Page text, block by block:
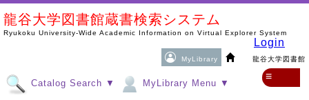
龍谷大学図書館蔵書検索システム
Ryukoku University-Wide Academic Information on Virtual Explorer System
MyLibrary 龍谷大学図書館
Login
Catalog Search ▼ MyLibrary Menu ▼
≡